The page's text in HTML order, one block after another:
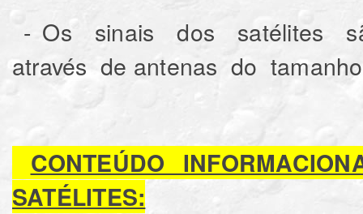
- Os sinais dos satélites
através de antenas do
CONTEÚDO
SATÉLITES: